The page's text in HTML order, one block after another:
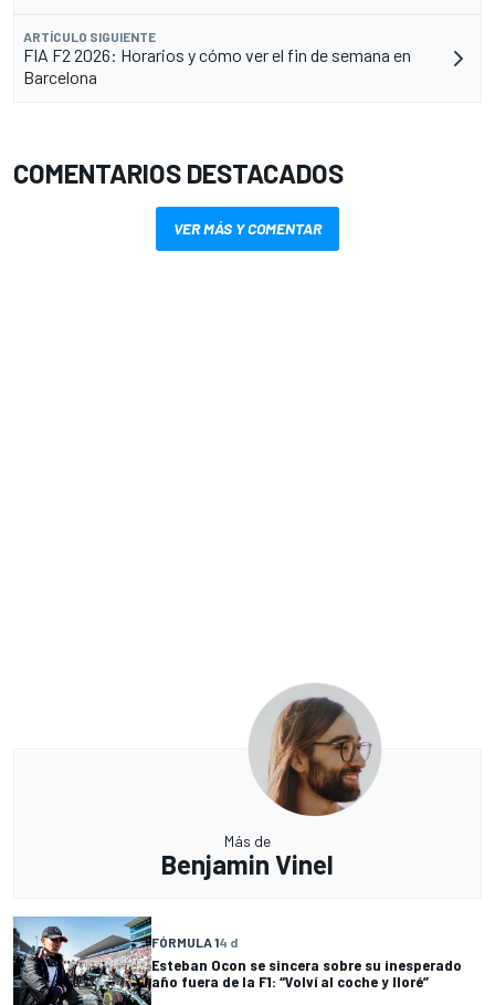
ARTÍCULO SIGUIENTE
FIA F2 2026: Horarios y cómo ver el fin de semana en
Barcelona
COMENTARIOS DESTACADOS
VER MÁS Y COMENTAR
Más de
Benjamin Vinel
FÓRMULA 14 d
Esteban Ocon se sincera sobre su inesperado
año fuera de la F1: “Volví al coche y lloré”